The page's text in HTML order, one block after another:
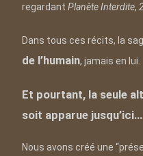
regardantPlanète Interdite,
Dans tous ces récits, la
de l’humain, jamais en lui.
Et pourtant, la seule
soit apparue jusqu’ici…
Nous avons créé une